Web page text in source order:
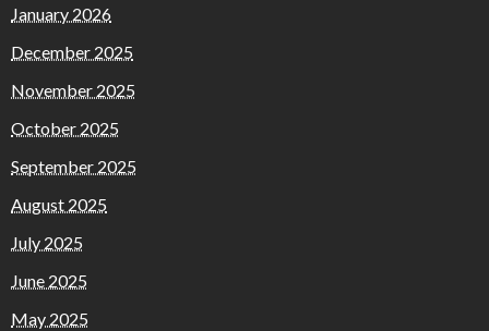
January 2026
December 2025
November 2025
October 2025
September 2025
August 2025
July 2025
June 2025
May 2025